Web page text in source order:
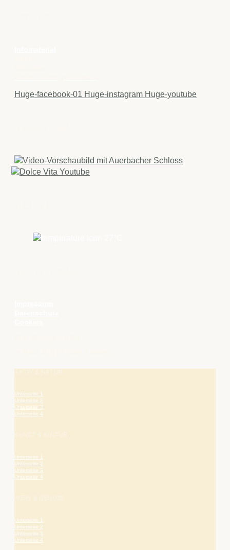
Huge-facebook-01 Huge-instagram Huge-youtube
AKTIV & NATUR
Unterseite 1
Unterseite 2
Unterseite 3
Unterseite 4
Unterseite 1
Unterseite 2
Unterseite 3
Unterseite 4
Unterseite 1
Unterseite 2
Unterseite 3
Unterseite 4